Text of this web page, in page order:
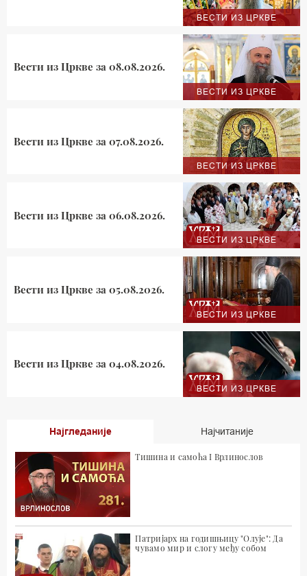
ВЕСТИ ИЗ ЦРКВЕ
ВЕСТИ ИЗ ЦРКВЕ
Вести из Цркве за 08.08.2026.
ВЕСТИ ИЗ ЦРКВЕ
Вести из Цркве за 07.08.2026.
ВЕСТИ ИЗ ЦРКВЕ
Вести из Цркве за 06.08.2026.
ВЕСТИ ИЗ ЦРКВЕ
Вести из Цркве за 05.08.2026.
ВЕСТИ ИЗ ЦРКВЕ
Вести из Цркве за 04.08.2026.
Најгледаније Најчитаније
Тишина и самоћа I Врлинослов
Патријарх на годишњицу "Олује": Да
чувамо мир и слогу међу собом